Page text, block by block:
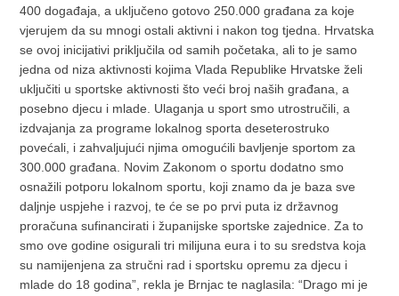
400 događaja, a uključeno gotovo 250.000 građana za koje
vjerujem da su mnogi ostali aktivni i nakon tog tjedna. Hrvatska
se ovoj inicijativi priključila od samih početaka, ali to je samo
jedna od niza aktivnosti kojima Vlada Republike Hrvatske želi
uključiti u sportske aktivnosti što veći broj naših građana, a
posebno djecu i mlade. Ulaganja u sport smo utrostručili, a
izdvajanja za programe lokalnog sporta deseterostruko
povećali, i zahvaljujući njima omogućili bavljenje sportom za
300.000 građana. Novim Zakonom o sportu dodatno smo
osnažili potporu lokalnom sportu, koji znamo da je baza sve
daljnje uspjehe i razvoj, te će se po prvi puta iz državnog
proračuna sufinancirati i županijske sportske zajednice. Za to
smo ove godine osigurali tri milijuna eura i to su sredstva koja
su namijenjena za stručni rad i sportsku opremu za djecu i
mlade do 18 godina”, rekla je Brnjac te naglasila: “Drago mi je